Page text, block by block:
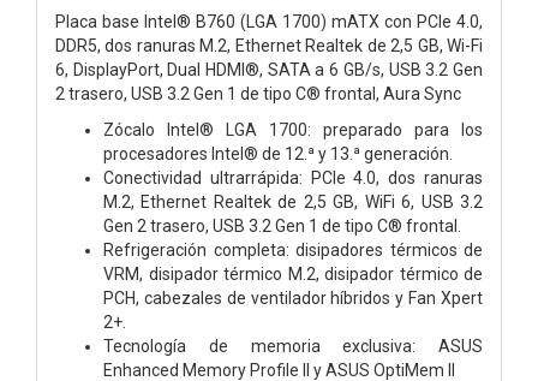
Placa base Intel® B760 (LGA 1700) mATX con PCIe 4.0,
DDR5, dos ranuras M.2, Ethernet Realtek de 2,5 GB, Wi-Fi
6, DisplayPort, Dual HDMI®, SATA a 6 GB/s, USB 3.2 Gen
2 trasero, USB 3.2 Gen 1 de tipo C® frontal, Aura Sync
Zócalo Intel® LGA 1700: preparado para los
procesadores Intel® de 12.ª y 13.ª generación.
Conectividad ultrarrápida: PCIe 4.0, dos ranuras
M.2, Ethernet Realtek de 2,5 GB, WiFi 6, USB 3.2
Gen 2 trasero, USB 3.2 Gen 1 de tipo C® frontal.
Refrigeración completa: disipadores térmicos de
VRM, disipador térmico M.2, disipador térmico de
PCH, cabezales de ventilador híbridos y Fan Xpert
2+.
Tecnología de memoria exclusiva: ASUS
Enhanced Memory Profile II y ASUS OptiMem II